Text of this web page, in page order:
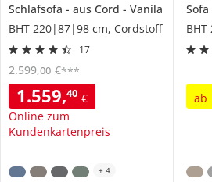
Schlafsofa
aus Cord
Vanila
BHT 220|87|98 cm, Cordstoff
17
1.559,40 €
Online zum
Kundenkartenpreis
2.599,00 €***
+ 4
Sofa
ab